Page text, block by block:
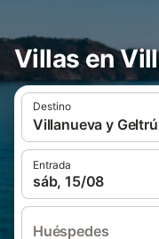
Villas en
Destino
Villanueva y Geltrú
Entrada
sáb, 15/08
Huéspedes